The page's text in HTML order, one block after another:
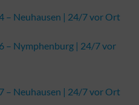
– Neuhausen | 24/7 vor Ort
– Nymphenburg | 24/7 vor
– Neuhausen | 24/7 vor Ort